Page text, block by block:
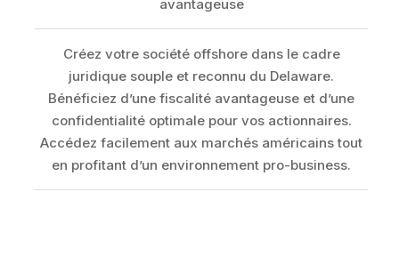
avantageuse
Créez votre société offshore dans le cadre
juridique souple et reconnu du Delaware.
Bénéficiez d’une fiscalité avantageuse et d’une
confidentialité optimale pour vos actionnaires.
Accédez facilement aux marchés américains tout
en profitant d’un environnement pro-business.